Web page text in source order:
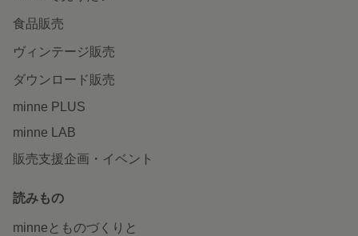
食品販売
ヴィンテージ販売
ダウンロード販売
minne PLUS
minne LAB
販売支援企画・イベント
読みもの
minneとものづくりと